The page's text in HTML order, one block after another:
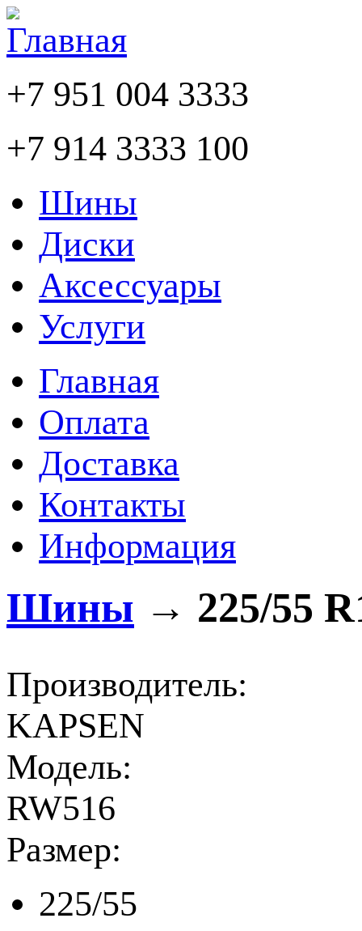
+7 951 004 3333
+7 914 3333 100
Шины
Диски
Аксессуары
Услуги
Главная
Оплата
Доставка
Контакты
Информация
Шины → 225/55
Производитель:
KAPSEN
Модель:
RW516
Размер:
225/55